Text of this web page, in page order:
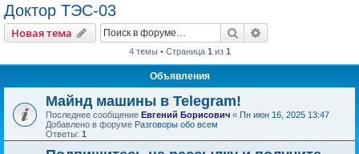
Доктор ТЭС-03
Новая тема Поиск
4 темы • Страница 1 из 1
Объявления
Майнд машины в Telegram!
Последнее сообщение Евгений Борисович « Пн июн 16, 2025 13:47
Добавлено в форуме Разговоры обо всем
Ответы: 1